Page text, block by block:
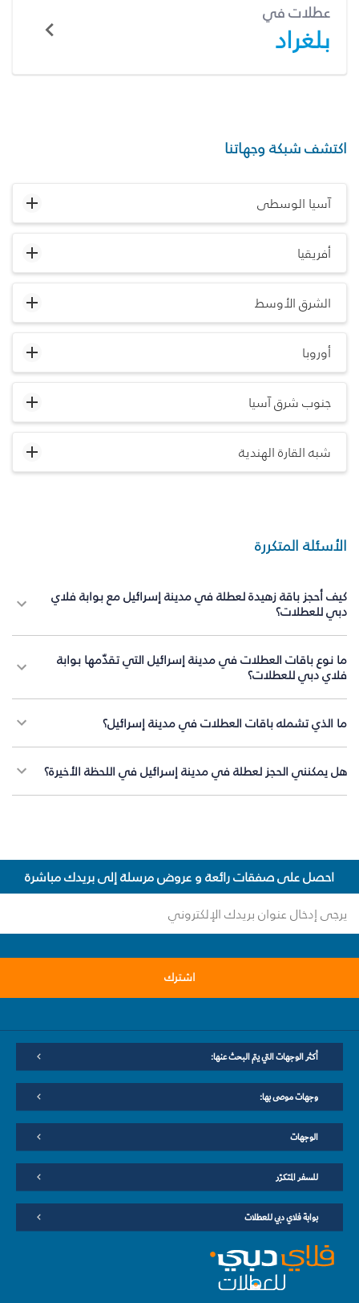
عطلات في
بلغراد
اكتشف شبكة وجهاتنا
آسيا الوسطى
أفريقيا
الشرق الأوسط
أوروبا
جنوب شرق آسيا
شبه القارة الهندية
الأسئلة المتكررة
كيف أحجز باقة زهيدة لعطلة في مدينة إسرائيل مع بوابة فلاي
دبي للعطلات؟
ما نوع باقات العطلات في مدينة إسرائيل التي تقدّمها بوابة
فلاي دبي للعطلات؟
ما الذي تشمله باقات العطلات في مدينة إسرائيل؟
هل يمكنني الحجز لعطلة في مدينة إسرائيل في اللحظة الأخيرة؟
احصل على صفقات رائعة و عروض مرسلة إلى بريدك مباشرة
اشترك
أكثر الوجهات التي يتم البحث عنها:
وجهات موصى بها:
الوجهات
للسفر المتكرّر
بوابة فلاي دبي للعطلات